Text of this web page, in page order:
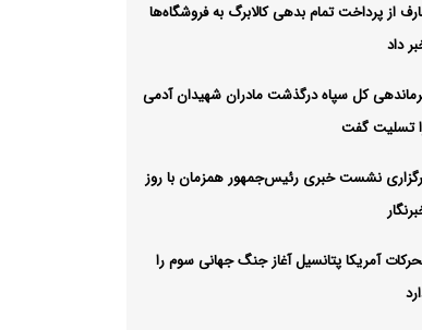
از پرداخت تمام بدهی کالابرگ به فروشگاه‌ها
داد
کل سپاه درگذشت مادران شهیدان آدمی
تسلیت گفت
نشست خبری رئیس‌جمهور همزمان با روز
آمریکا پتانسیل آغاز جنگ جهانی سوم را